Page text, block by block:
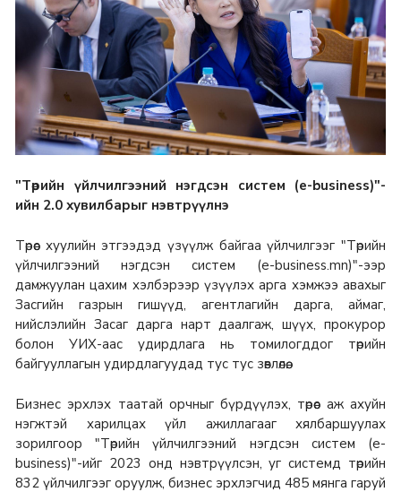
"Төрийн үйлчилгээний нэгдсэн систем (е-business)"-
ийн 2.0 хувилбарыг нэвтрүүлнэ
Төрөөс хуулийн этгээдэд үзүүлж байгаа үйлчилгээг "Төрийн
үйлчилгээний нэгдсэн систем (e-business.mn)"-ээр
дамжуулан цахим хэлбэрээр үзүүлэх арга хэмжээ авахыг
Засгийн газрын гишүүд, агентлагийн дарга, аймаг,
нийслэлийн Засаг дарга нарт даалгаж, шүүх, прокурор
болон УИХ-аас удирдлага нь томилогддог төрийн
байгууллагын удирдлагуудад тус тус зөвлөлөө.
Бизнес эрхлэх таатай орчныг бүрдүүлэх, төрөөс аж ахуйн
нэгжтэй харилцах үйл ажиллагааг хялбаршуулах
зорилгоор "Төрийн үйлчилгээний нэгдсэн систем (е-
business)"-ийг 2023 онд нэвтрүүлсэн, уг системд төрийн
832 үйлчилгээг оруулж, бизнес эрхлэгчид 485 мянга гаруй